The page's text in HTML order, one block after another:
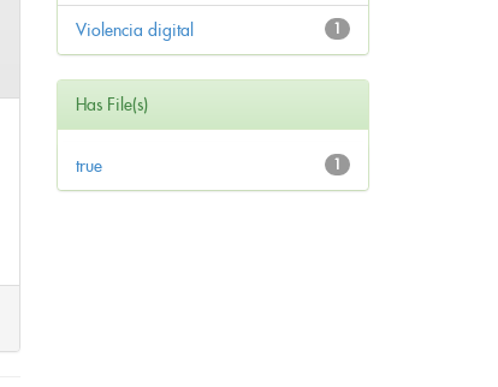
1
Violencia digital
Has File(s)
1
true